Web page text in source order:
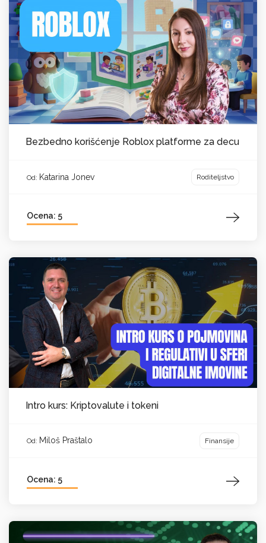
Bezbedno korišćenje Roblox platforme za decu
Od: Katarina Jonev Roditeljstvo
Ocena: 5
Intro kurs: Kriptovalute i tokeni
Od: Miloš Praštalo Finansije
Ocena: 5